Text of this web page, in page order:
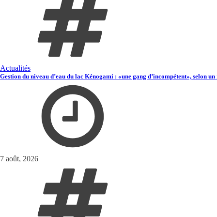
Actualités
Gestion du niveau d’eau du lac Kénogami : «une gang d’incompétent», selon
7 août, 2026